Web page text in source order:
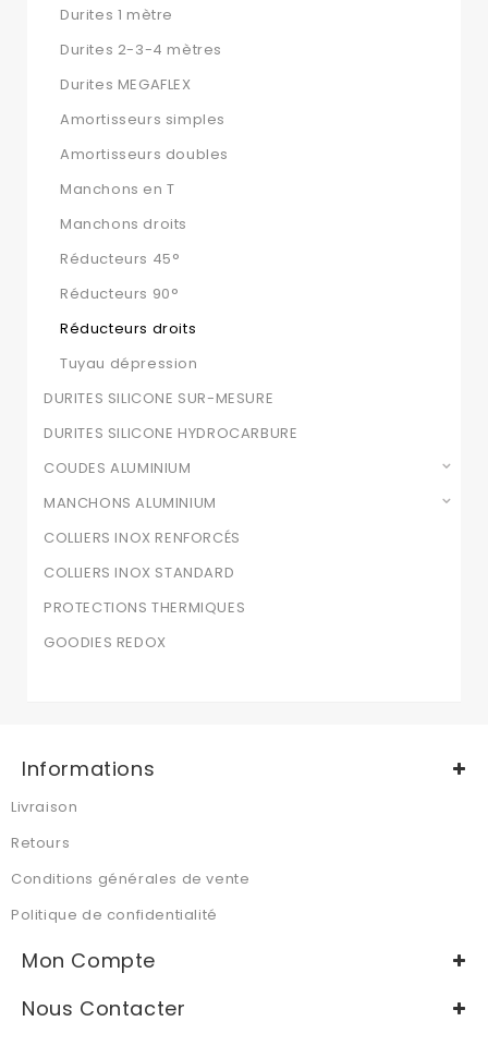
Durites 1 mètre
Durites 2-3-4 mètres
Durites MEGAFLEX
Amortisseurs simples
Amortisseurs doubles
Manchons en T
Manchons droits
Réducteurs 45°
Réducteurs 90°
Réducteurs droits
Tuyau dépression
DURITES SILICONE SUR-MESURE
DURITES SILICONE HYDROCARBURE
COUDES ALUMINIUM
MANCHONS ALUMINIUM
COLLIERS INOX RENFORCÉS
COLLIERS INOX STANDARD
PROTECTIONS THERMIQUES
GOODIES REDOX
Informations
Livraison
Retours
Conditions générales de vente
Politique de confidentialité
Mon Compte
Nous Contacter